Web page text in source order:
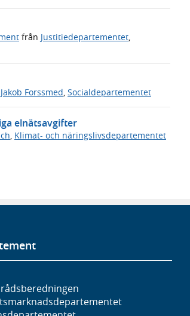
från Justitiedepartementet,
Jakob Forssmed Socialdepartementet
elnätsavgifter
, Klimat- och näringslivsdepartementet